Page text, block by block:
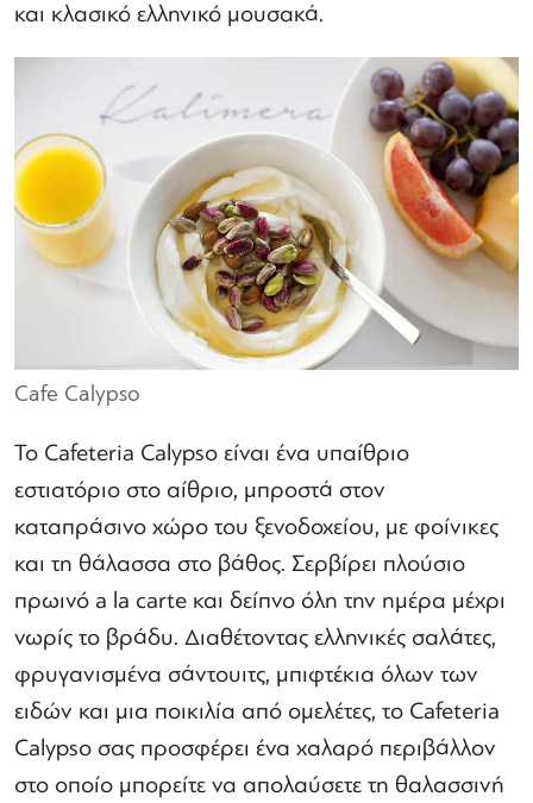
και κλασικό ελληνικό μουσακά.
Cafe Calypso
Το Cafeteria Calypso είναι ένα υπαίθριο
εστιατόριο στο αίθριο, μπροστά στον
καταπράσινο χώρο του ξενοδοχείου, με φοίνικες
και τη θάλασσα στο βάθος. Σερβίρει πλούσιο
πρωινό a la carte και δείπνο όλη την ημέρα μέχρι
νωρίς το βράδυ. Διαθέτοντας ελληνικές σαλάτες,
φρυγανισμένα σάντουιτς, μπιφτέκια όλων των
ειδών και μια ποικιλία από ομελέτες, το Cafeteria
Calypso σας προσφέρει ένα χαλαρό περιβάλλον
στο οποίο μπορείτε να απολαύσετε τη θαλασσινή